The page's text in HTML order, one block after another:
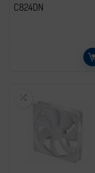
C824DN